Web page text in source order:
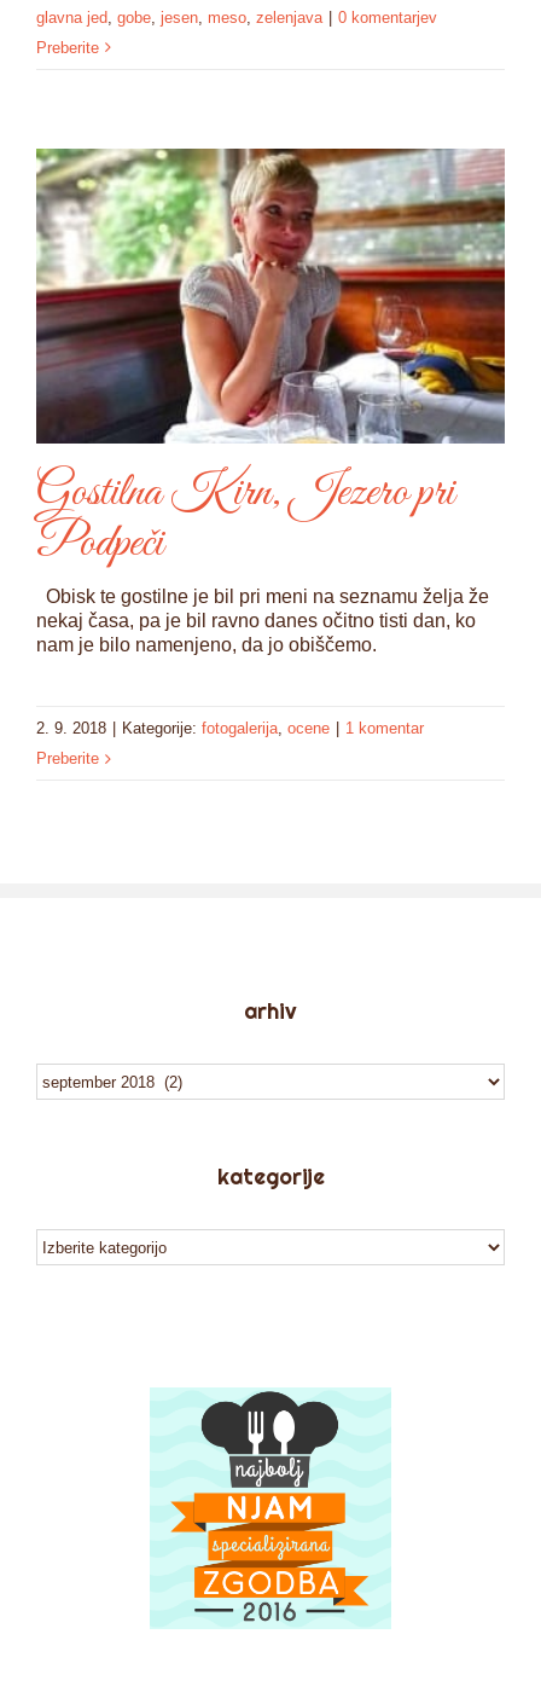
glavna jed gobe jesen meso zelenjava | 0 komentarjev
Preberite
Gostilna Kirn, Jezero pri
Podpeči
Obisk te gostilne je bil pri meni na seznamu želja že
nekaj časa, pa je bil ravno danes očitno tisti dan, ko
nam je bilo namenjeno, da jo obiščemo.
2. 9. 2018 Kategorije: fotogalerija, ocene
1 komentar
Preberite
arhiv
arhiv
kategorije
kategorije